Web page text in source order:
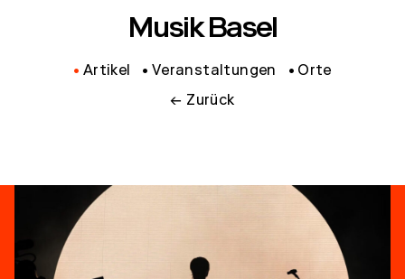
Musik Basel
Artikel Veranstaltungen Orte
← Zurück